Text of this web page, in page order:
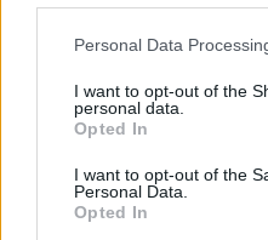
Personal Data
I want to opt-out of the
personal data.
Opted In
I want to opt-out of the
Personal Data.
Opted In
εργάζονταν κατά μέσο
Το 2024 εργάζονται
εβδομάδα. Από την
υποστελέχωσης
κόβουν έξοδα ή
προσωπικό, φορτώνοντας